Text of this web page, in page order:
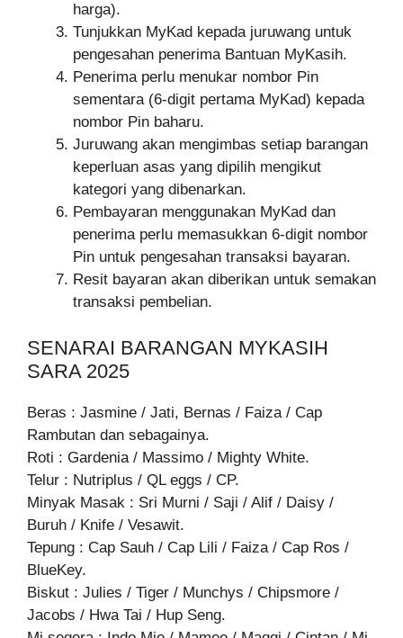
harga).
Tunjukkan MyKad kepada juruwang untuk
pengesahan penerima Bantuan MyKasih.
Penerima perlu menukar nombor Pin
sementara (6-digit pertama MyKad) kepada
nombor Pin baharu.
Juruwang akan mengimbas setiap barangan
keperluan asas yang dipilih mengikut
kategori yang dibenarkan.
Pembayaran menggunakan MyKad dan
penerima perlu memasukkan 6-digit nombor
Pin untuk pengesahan transaksi bayaran.
Resit bayaran akan diberikan untuk semakan
transaksi pembelian.
SENARAI BARANGAN MYKASIH
SARA 2025
Beras : Jasmine / Jati, Bernas / Faiza / Cap
Rambutan dan sebagainya.
Roti : Gardenia / Massimo / Mighty White.
Telur : Nutriplus / QL eggs / CP.
Minyak Masak : Sri Murni / Saji / Alif / Daisy /
Buruh / Knife / Vesawit.
Tepung : Cap Sauh / Cap Lili / Faiza / Cap Ros /
BlueKey.
Biskut : Julies / Tiger / Munchys / Chipsmore /
Jacobs / Hwa Tai / Hup Seng.